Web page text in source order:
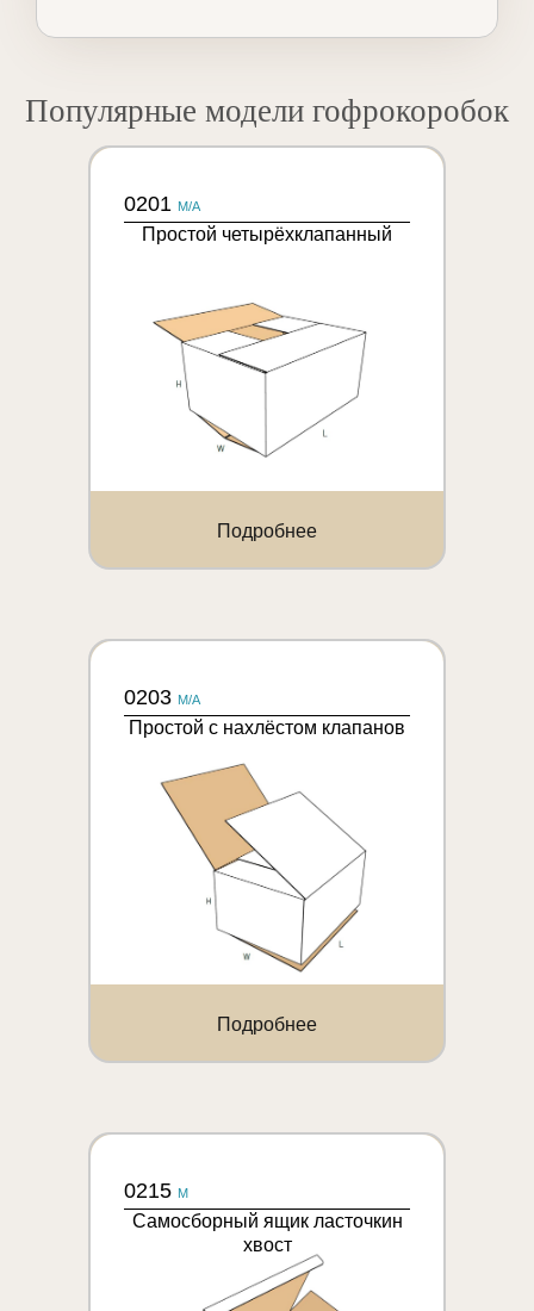
Популярные модели гофрокоробок
0201 M/A
Простой четырёхклапанный
Подробнее
0203 M/A
Простой с нахлёстом клапанов
Подробнее
0215 M
Самосборный ящик ласточкин
хвост